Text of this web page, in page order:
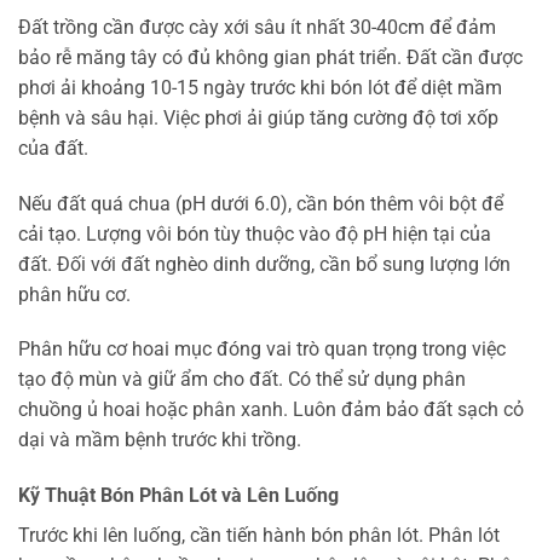
Đất trồng cần được cày xới sâu ít nhất 30-40cm để đảm
bảo rễ măng tây có đủ không gian phát triển. Đất cần được
phơi ải khoảng 10-15 ngày trước khi bón lót để diệt mầm
bệnh và sâu hại. Việc phơi ải giúp tăng cường độ tơi xốp
của đất.
Nếu đất quá chua (pH dưới 6.0), cần bón thêm vôi bột để
cải tạo. Lượng vôi bón tùy thuộc vào độ pH hiện tại của
đất. Đối với đất nghèo dinh dưỡng, cần bổ sung lượng lớn
phân hữu cơ.
Phân hữu cơ hoai mục đóng vai trò quan trọng trong việc
tạo độ mùn và giữ ẩm cho đất. Có thể sử dụng phân
chuồng ủ hoai hoặc phân xanh. Luôn đảm bảo đất sạch cỏ
dại và mầm bệnh trước khi trồng.
Kỹ Thuật Bón Phân Lót và Lên Luống
Trước khi lên luống, cần tiến hành bón phân lót. Phân lót